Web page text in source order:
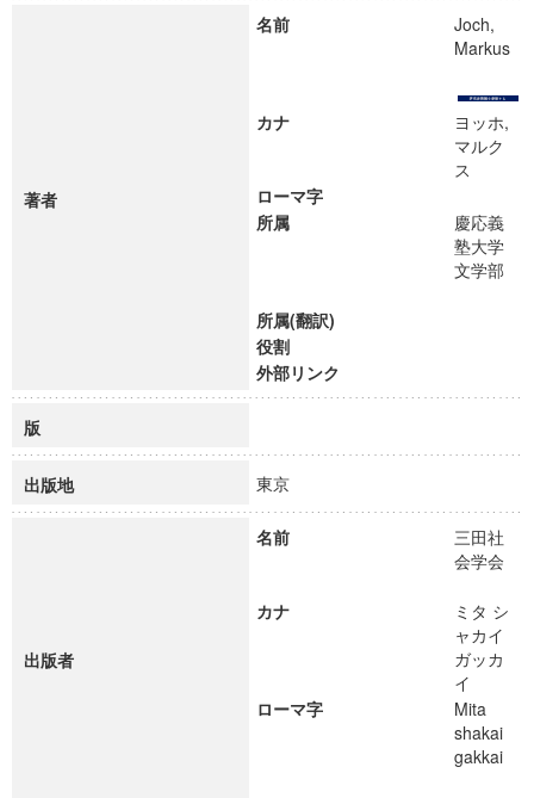
著者
名前
Joch,
Markus
カナ
ヨッホ,
マルク
ス
ローマ字
所属
慶応義
塾大学
文学部
所属(翻訳)
役割
外部リンク
版
出版地 東京
出版者
名前
三田社
会学会
カナ
ミタ シ
ャカイ
ガッカ
イ
ローマ字
Mita
shakai
gakkai